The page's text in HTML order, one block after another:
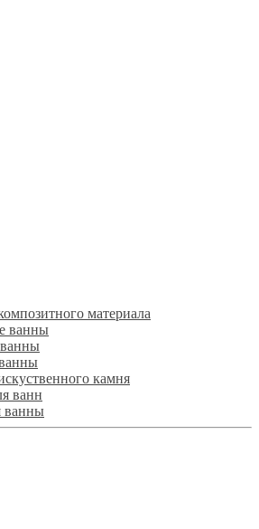
материала
ванны
камня
ванн
ванны